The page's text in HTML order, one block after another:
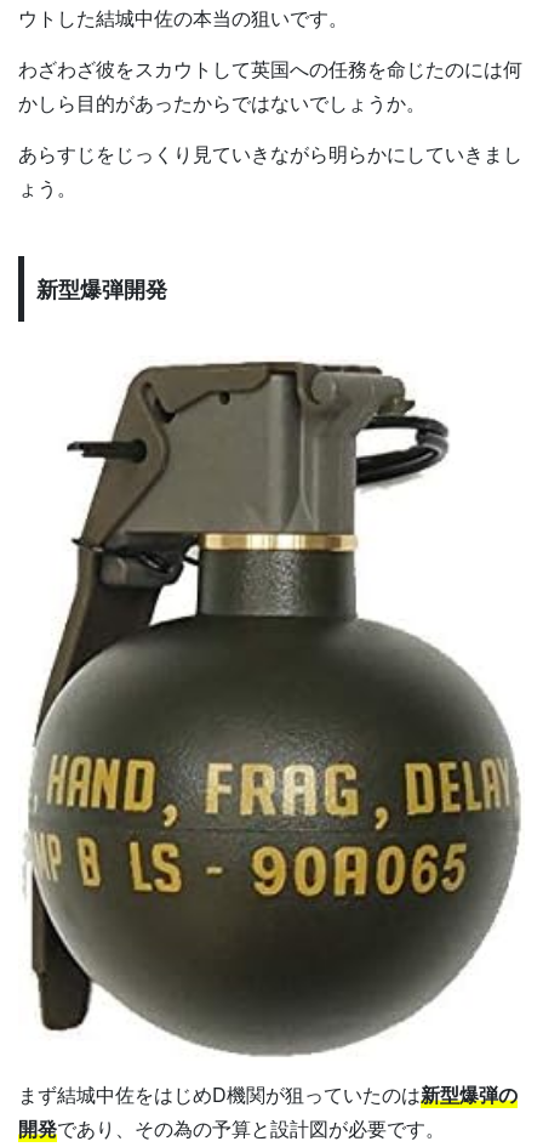
ウトした結城中佐の本当の狙いです。
わざわざ彼をスカウトして英国への任務を命じたのには何
かしら目的があったからではないでしょうか。
あらすじをじっくり見ていきながら明らかにしていきまし
ょう。
新型爆弾開発
まず結城中佐をはじめD機関が狙っていたのは新型爆弾の
開発であり、その為の予算と設計図が必要です。